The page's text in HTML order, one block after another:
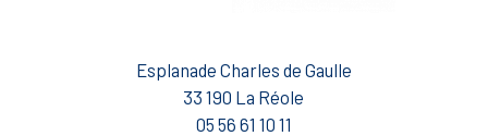
Esplanade Charles de Gaulle
33 190 La Réole
05 56 61 10 11